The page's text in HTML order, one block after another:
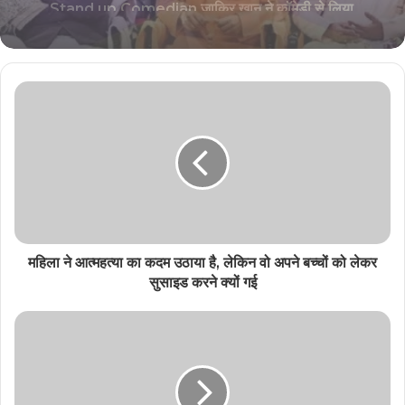
मजेदार बात, वीडियो हो रहा गायरल
महिला ने आत्महत्या का कदम उठाया है, लेकिन वो अपने बच्चों को लेकर
सुसाइड करने क्यों गई